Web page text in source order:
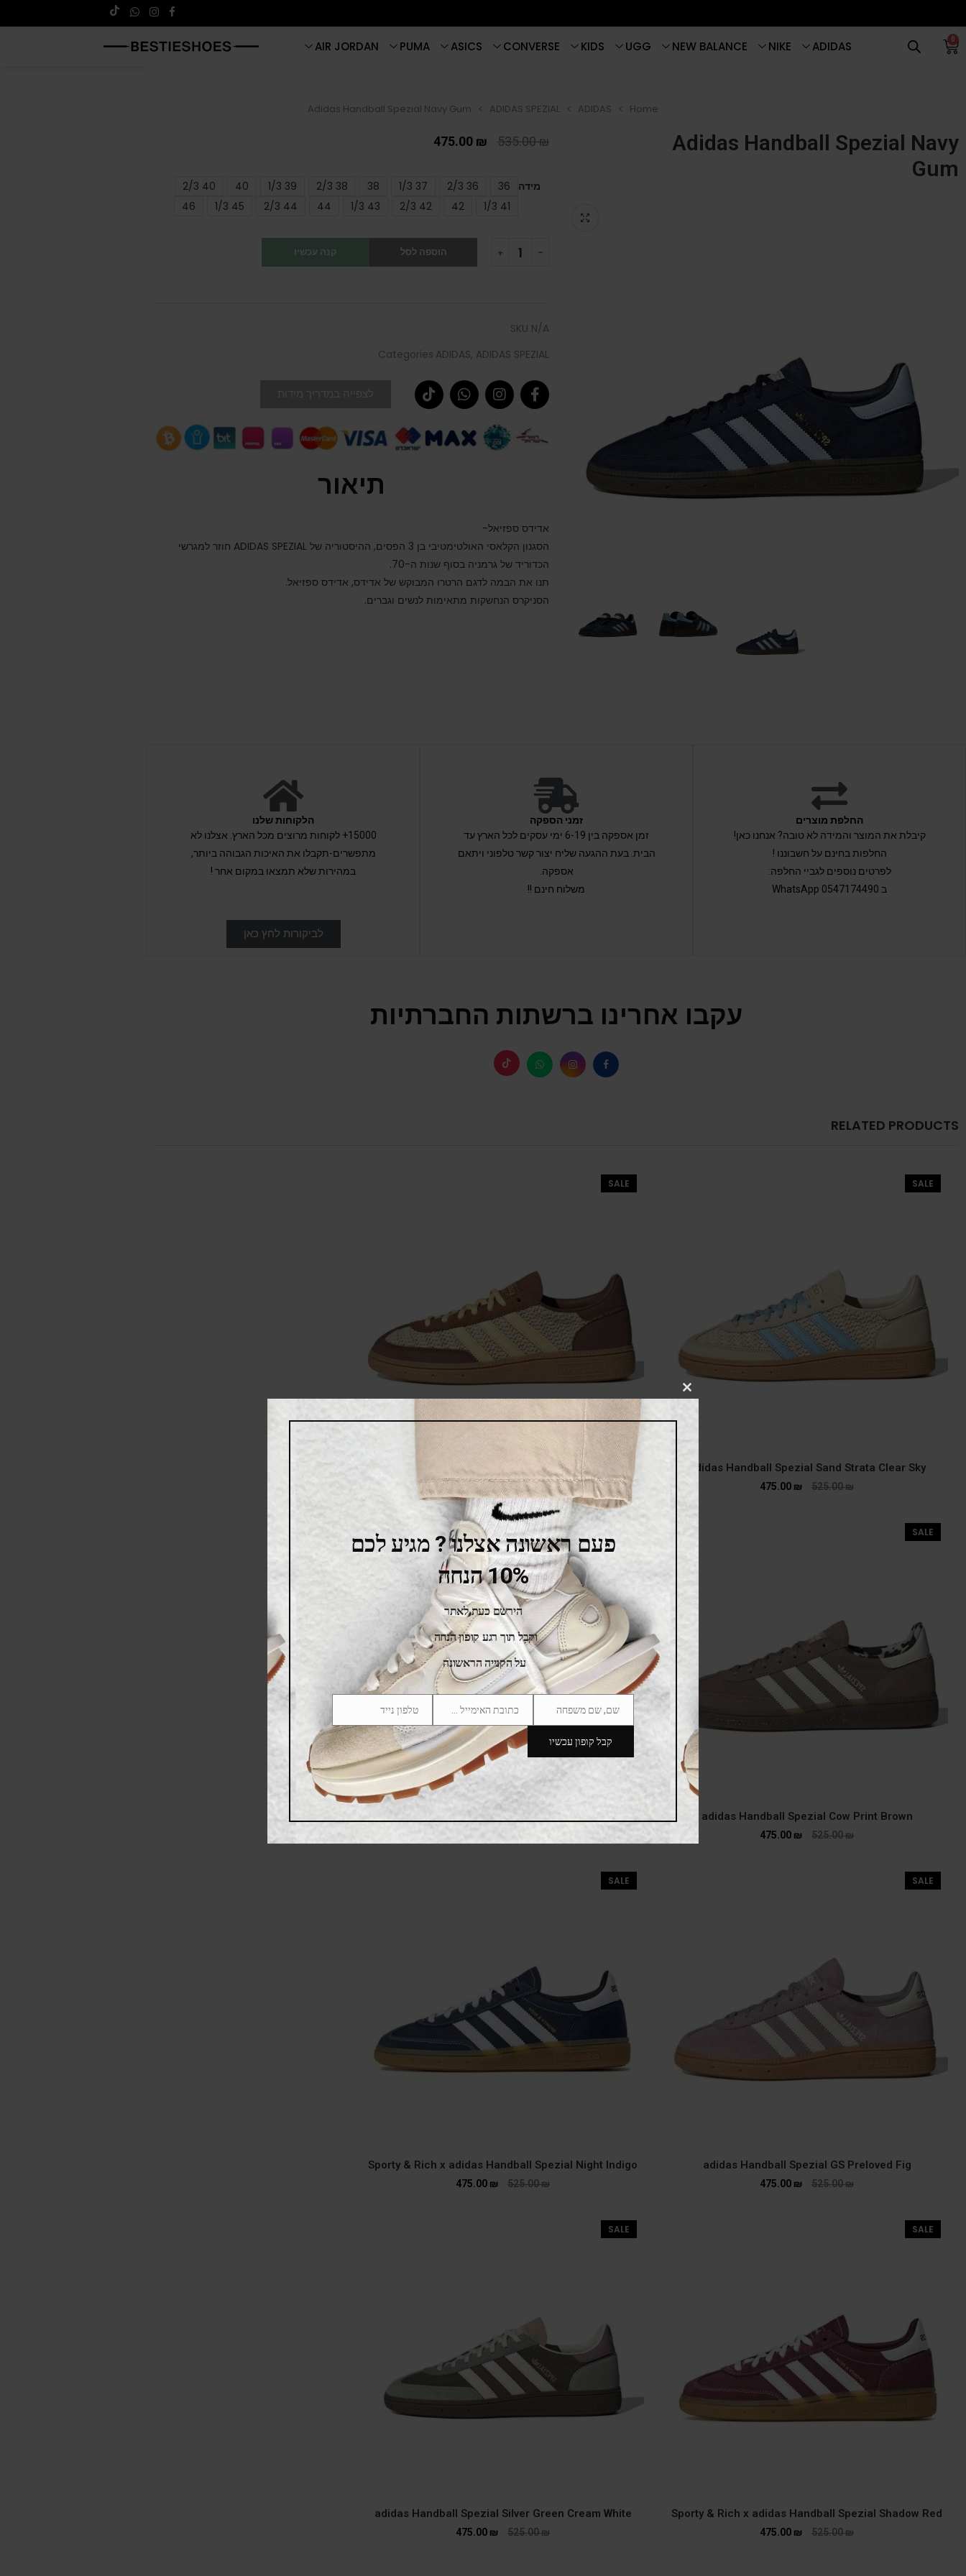
0
ADIDAS
NIKE
NEW BALANCE
UGG
KIDS
CONVERSE
ASICS
PUMA
AIR JORDAN
Home
ADIDAS
ADIDAS SPEZIAL
Adidas Handball Spezial Navy Gum
Adidas Handball Spezial Navy
Gum
535.00₪
475.00 ₪
מידה 36
36 2/3
37 1/3
38
38 2/3
39 1/3
40
40 2/3
41 1/3
42
42 2/3
43 1/3
44
44 2/3
45 1/3
46
הוספה לסל קנה עכשיו
SKU N/A
Categories ADIDAS, ADIDAS SPEZIAL
תיאור
אדידס ספזיאל-
הסגנון הקלאסי האולטימטיבי בן 3 הפסים, ההיסטוריה של ADIDAS SPEZIAL חוזר למגרשי
הכדוריד של גרמניה בסוף שנות ה-70.
תנו את הבמה לדגם הרטרו המבוקש של אדידס, אדידס ספזיאל.
הסניקרס הנחשקות מתאימות לנשים וגברים.
החלפת מוצרים
קיבלת את המוצר והמידה לא טובה? אנחנו כאן!
החלפות בחינם על חשבוננו !
לפרטים נוספים לגביי החלפה:
ב 0547174490 WhatsApp
זמני הספקה
זמן אספקה בין 6-19 ימי עסקים לכל הארץ עד
הבית. בעת ההגעה שליח יצור קשר טלפוני ויתאם
אספקה.
משלוח חינם !!
הלקוחות שלנו
15000+ לקוחות מרוצים מכל הארץ. אצלנו לא
מתפשרים-תקבלו את האיכות הגבוהה ביותר,
במהירות שלא תמצאו במקום אחר !
לביקורות לחץ כאן
עקבו אחרינו ברשתות החברתיות
RELATED PRODUCTS
SALE
adidas Handball Spezial Sand Strata Clear Sky
525.00₪
475.00 ₪
SALE
adidas Handball Spezial Preloved Brown
525.00₪
475.00 ₪
SALE
adidas Handball Spezial Cow Print Brown
525.00₪
475.00 ₪
adidas Handball Spezial Cardboard White
SALE
adidas Handball Spezial GS Preloved Fig
525.00₪
475.00 ₪
SALE
Sporty & Rich x adidas Handball Spezial Night Indigo
525.00₪
475.00 ₪
SALE
Sporty & Rich x adidas Handball Spezial Shadow Red
525.00₪
475.00 ₪
SALE
adidas Handball Spezial Silver Green Cream White
525.00₪
475.00 ₪
CLOSE
MODULE
פעם ראשונה אצלנו ? מגיע לכם
10% הנחה
הירשם כעת לאתר
וקבל תוך רגע קופון הנחה
על הקנייה הראשונה
Name
שם, שם משפחה Email
Phone
Number
טלפון נייד
קבל קופון עכשיו